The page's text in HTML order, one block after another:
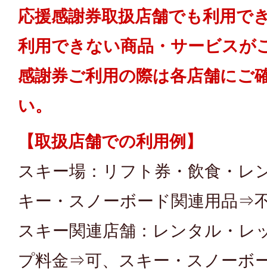
応援感謝券取扱店舗でも利用で
利用できない商品・サービスが
感謝券ご利用の際は各店舗にご
い。
【取扱店舗での利用例】
スキー場：リフト券・飲食・
キー・スノーボード関連用品⇒
スキー関連店舗：レンタル・レ
プ料金⇒可、スキー・スノーボ